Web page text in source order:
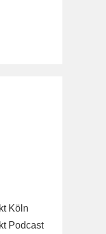
Köln
Podcast